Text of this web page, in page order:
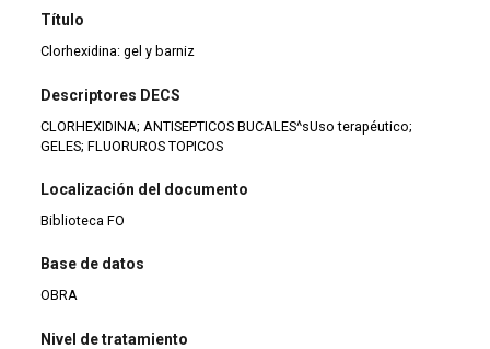
Título
Clorhexidina: gel y barniz
Descriptores DECS
CLORHEXIDINA; ANTISEPTICOS BUCALES^sUso terapéutico;
GELES; FLUORUROS TOPICOS
Localización del documento
Biblioteca FO
Base de datos
OBRA
Nivel de tratamiento